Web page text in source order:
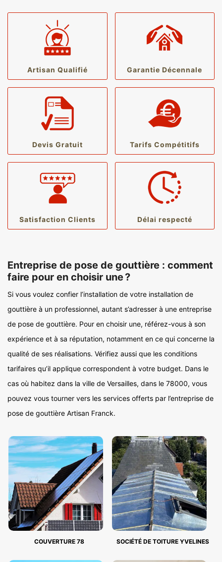
Artisan Qualifié Garantie Décennale
Devis Gratuit Tarifs Compétitifs
Satisfaction Clients Délai respecté
Entreprise de pose de gouttière : comment
faire pour en choisir une ?
Si vous voulez confier l’installation de votre installation de
gouttière à un professionnel, autant s’adresser à une entreprise
de pose de gouttière. Pour en choisir une, référez-vous à son
expérience et à sa réputation, notamment en ce qui concerne la
qualité de ses réalisations. Vérifiez aussi que les conditions
tarifaires qu’il applique correspondent à votre budget. Dans le
cas où habitez dans la ville de Versailles, dans le 78000, vous
pouvez vous tourner vers les services offerts par l’entreprise de
pose de gouttière Artisan Franck.
COUVERTURE 78 SOCIÉTÉ DE TOITURE YVELINES